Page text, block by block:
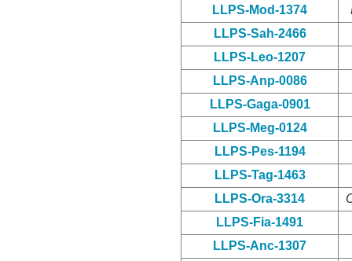
LLPS-Mod-1374
LLPS-Sah-2466
LLPS-Leo-1207
LLPS-Anp-0086
LLPS-Gaga-0901
LLPS-Meg-0124
LLPS-Pes-1194
LLPS-Tag-1463
LLPS-Ora-3314
LLPS-Fia-1491
LLPS-Anc-1307